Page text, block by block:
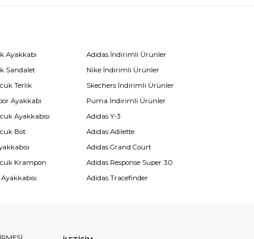
Ayakkabı
Sandalet
Terlik
Ayakkabı
Ayakkabısı
Bot
Krampon
Adidas İndirimli Ürünler
Nike İndirimli Ürünler
Skechers İndirimli Ürünler
Puma İndirimli Ürünler
Adidas Y-3
Adidas Adilette
Adidas Grand Court
Adidas Response Super 3.0
Adidas Tracefinder